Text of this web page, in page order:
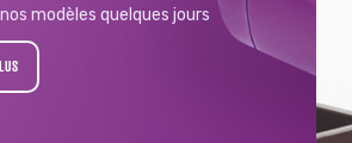
modèles quelques jours